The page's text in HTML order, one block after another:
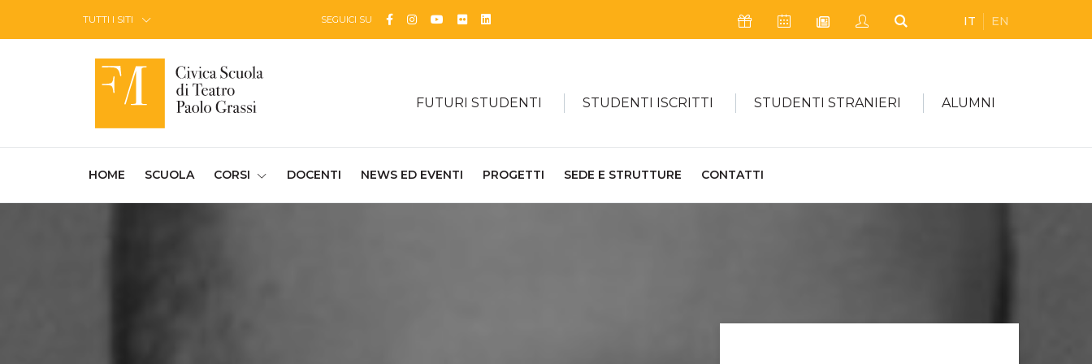
TUTTI I SITI SEGUICI SU Facebook
Instagram
YouTube
FlickrLinkedin Icona SostieniciIcona Calendario Eventi
Icona Newsletter
Icona My Civica
Icona Cerca
IT EN
FUTURI STUDENTI STUDENTI ISCRITTI STUDENTI STRANIERI ALUMNI
HOME (CURRENT)
SCUOLA CORSI DOCENTI NEWS ED EVENTI PROGETTI SEDE E STRUTTURE CONTATTI